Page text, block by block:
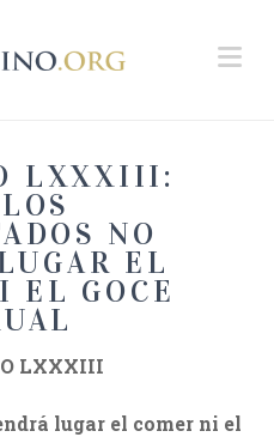
LXXXIII:
NO
EL
EL GOCE
LXXXIII
lugar el comer ni el